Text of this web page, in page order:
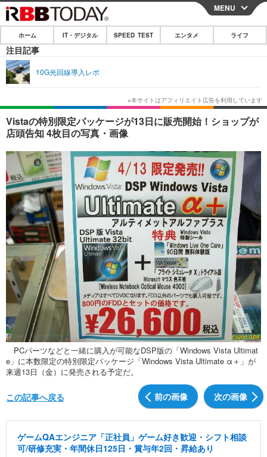
CLOSE
ホーム
IT・デジタル
ネタ ガジェット・ツール
ショッピング
エンタメ
エンタメTOP
韓流・K-POP 韓国・芸能
音楽 スポーツ
グラビア ブログ
ショッピング その他
ライフ
ライフTOP グルメ
ペット ショッピング
その他
リリース一覧
プッシュ通知の停止方法
MENU
ホーム IT・デジタル SPEED TEST エンタメ ライフ
注目記事
10G光回線導入レポ
Vistaの特別限定パッケージが13日に販売開始！ショップが
店頭告知 4枚目の写真・画像
PCパーツなどと一緒に購入が可能なDSP版の「Windows Vista Ultimat
e」に本数限定の特別限定パッケージ「Windows Vista Ultimate α＋」が
来週13日（金）に発売される予定だ。
前の画像 次の画像
この記事へ戻る
ゲームQAエンジニア「正社員」ゲーム好き歓迎・シフト相談
可/研修充実・年間休日125日・賞与年2回・昇給あり